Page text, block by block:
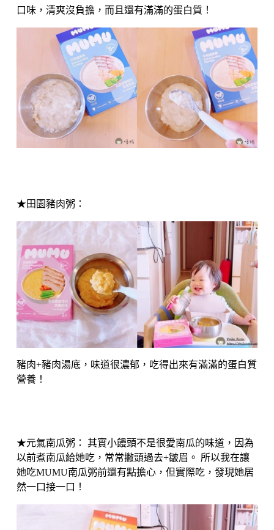
口味，清爽沒負擔，而且還有滿滿的蛋白質！
★田園豬肉粥：
豬肉+豬肉湯底，味道很濃郁，吃得出來有滿滿的蛋白質
營養！
★元氣南瓜粥： 其實小饅頭不是很愛南瓜的味道，因為
以前煮南瓜給她吃，常常撇頭過去+皺眉。 所以我在讓
她吃MUMU南瓜粥前還有點擔心，但實際吃，發現她居
然一口接一口！